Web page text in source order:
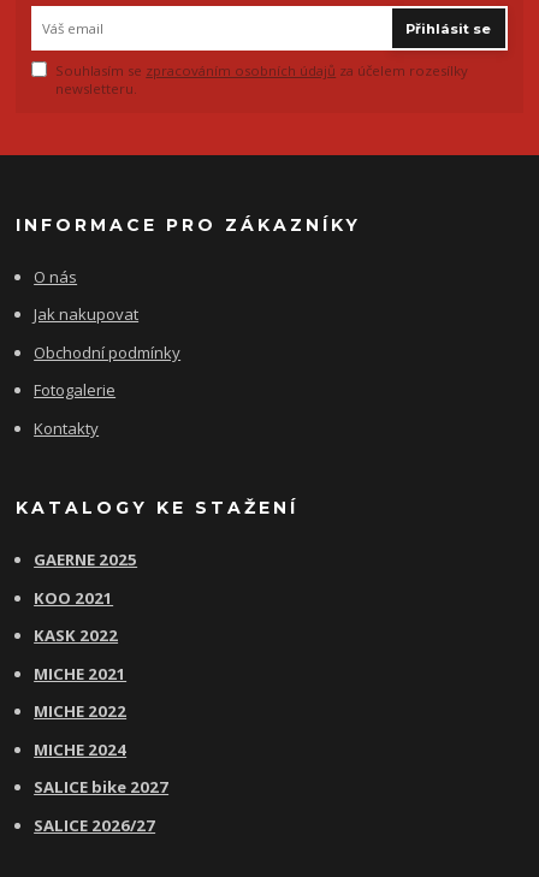
Přihlásit se
Souhlasím se zpracováním osobních údajů za účelem rozesílky
newsletteru.
INFORMACE PRO ZÁKAZNÍKY
O nás
Jak nakupovat
Obchodní podmínky
Fotogalerie
Kontakty
KATALOGY KE STAŽENÍ
GAERNE 2025
KOO 2021
KASK 2022
MICHE 2021
MICHE 2022
MICHE 2024
SALICE bike 2027
SALICE 2026/27